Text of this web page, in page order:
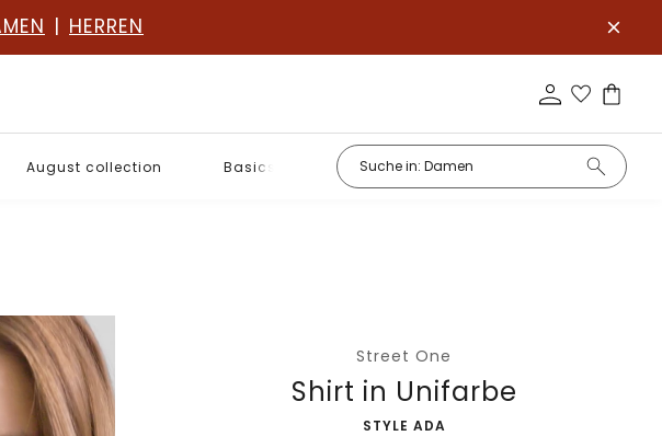
| HERREN
August collection Basics
Street One
Shirt in Unifarbe
-
STYLE ADA